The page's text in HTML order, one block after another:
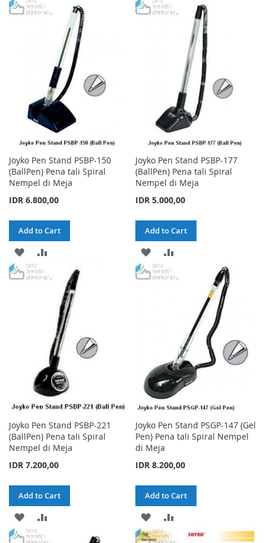
WISHCOMPARE
TO
COMPARE
Joyko Pen Stand PSBP-150
(BallPen) Pena tali Spiral
Nempel di Meja
IDR 6.800,00
Add to Cart
ADD
TO
COMPARE
Joyko Pen Stand PSBP-177
(BallPen) Pena tali Spiral
Nempel di Meja
IDR 5.000,00
Add to Cart
ADD
TO
COMPARE
Joyko Pen Stand PSBP-221
(BallPen) Pena tali Spiral
Nempel di Meja
IDR 7.200,00
Add to Cart
ADD
TO
Joyko Pen Stand PSGP-147 (Gel
Pen) Pena tali Spiral Nempel
di Meja
IDR 8.200,00
Add to Cart
ADD
TO